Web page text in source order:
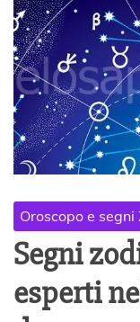
Oroscopo e
Segni
esperti